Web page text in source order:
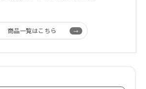
商品一覧はこちら